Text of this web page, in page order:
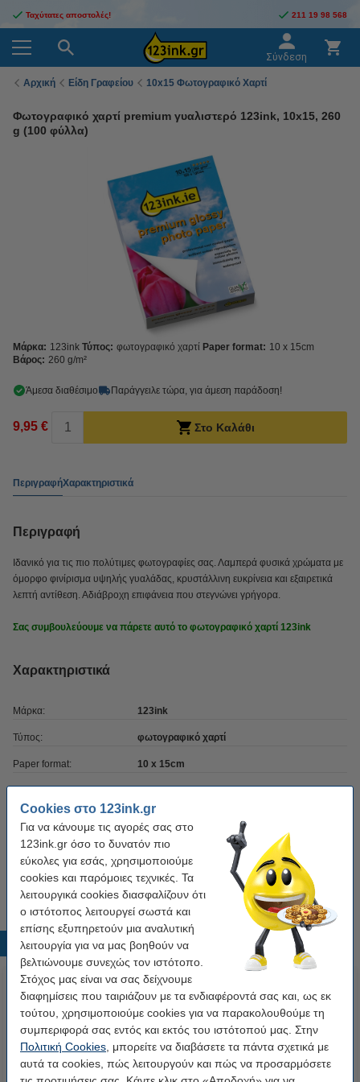
Cookies στο 123ink.gr
Για να κάνουμε τις αγορές σας στο
123ink.gr όσο το δυνατόν πιο
εύκολες για εσάς, χρησιμοποιούμε
cookies και παρόμοιες τεχνικές. Τα
λειτουργικά cookies διασφαλίζουν ότι
ο ιστότοπος λειτουργεί σωστά και
επίσης εξυπηρετούν μια αναλυτική
λειτουργία για να μας βοηθούν να
βελτιώνουμε συνεχώς τον ιστότοπο.
Στόχος μας είναι να σας δείχνουμε
διαφημίσεις που ταιριάζουν με τα ενδιαφέροντά σας και, ως εκ
τούτου, χρησιμοποιούμε cookies για να παρακολουθούμε τη
συμπεριφορά σας εντός και εκτός του ιστότοπού μας. Στην
Πολιτική Cookies , μπορείτε να διαβάσετε τα πάντα σχετικά με
αυτά τα cookies, πώς λειτουργούν και πώς να προσαρμόσετε
Ταχύτατες αποστολές! 211 19 98 568
Σύνδεση
Αρχική Είδη Γραφείου 10x15 Φωτογραφικό Χαρτί
Φωτογραφικό χαρτί premium γυαλιστερό 123ink, 10x15, 260
g (100 φύλλα)
Μάρκα: 123ink Τύπος: φωτογραφικό χαρτί Paper format: 10 x 15cm
Βάρος: 260 g/m²
Άμεσα διαθέσιμο Παράγγειλε τώρα, για άμεση παράδοση!
9,95 € Στο Καλάθι
ΠεριγραφήΧαρακτηριστικά
Περιγραφή
Ιδανικό για τις πιο πολύτιμες φωτογραφίες σας. Λαμπερά φυσικά χρώματα με
όμορφο φινίρισμα υψηλής γυαλάδας, κρυστάλλινη ευκρίνεια και εξαιρετικά
λεπτή αντίθεση. Αδιάβροχη επιφάνεια που στεγνώνει γρήγορα.
Σας συμβουλεύουμε να πάρετε αυτό το φωτογραφικό χαρτί 123ink
Χαρακτηριστικά
Μάρκα: 123ink
Τύπος: φωτογραφικό χαρτί
Paper format: 10 x 15cm
100 Φύλλα
Αδιάβροχο: Ναι
Συμβατό με: εκτυπωτές inkjet
Δημοφιλή προϊόντα